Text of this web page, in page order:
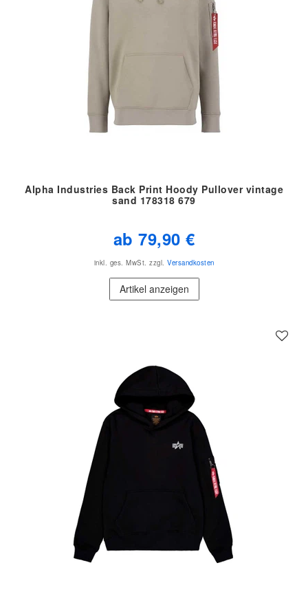
Alpha Industries Back Print Hoody Pullover vintage
sand 178318 679
ab 79,90 €
inkl. ges. MwSt. zzgl. Versandkosten
Artikel anzeigen